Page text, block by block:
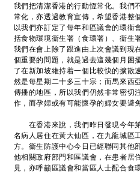
我們把清潔香港的行動恆常化。我們
常化，亦透過教育宣傳，希望香港整
以我們亦訂定了每年和區議會的環衞
括食物環境衞生署（食環署）、衞生
我們在會上除了跟進由上次會議到現
個重要的問題，就是過去這幾個月困
了在新加坡維持着一個比較快的擴散
然是每星期二十多三十宗；而馬來西
傳播的地區，所以我們仍然非常密切
作，而孕婦或有可能懷孕的婦女要避
在香港來說，我們昨日發現今年第
名病人居住在黃大仙區，在九龍城區
方。衞生防護中心今日已經聯同其他
他相關政府部門和區議會，在患者居
見，亦呼籲區議會和當區人士配合食